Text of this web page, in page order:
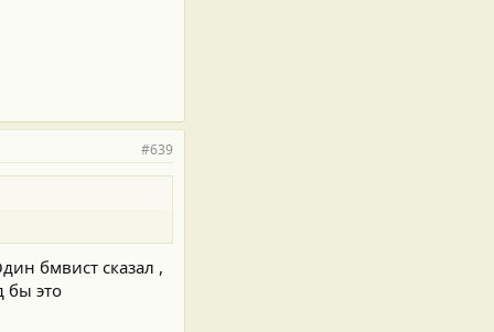
#639
бмвист сказал ,
бы это